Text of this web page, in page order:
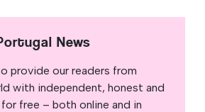
News
provide our readers from
with independent, honest and
free – both online and in